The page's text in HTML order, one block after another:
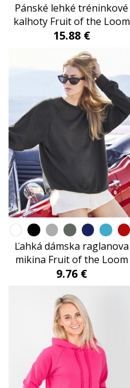
Pánské lehké tréninkové
kalhoty Fruit of the Loom
15.88 €
Ľahká dámska raglanova
mikina Fruit of the Loom
9.76 €